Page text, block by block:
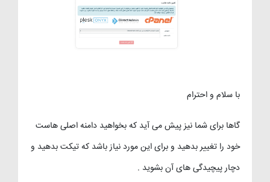
با سلام و احترام
گاها برای شما نیز پیش می آید که بخواهید دامنه اصلی هاست
خود را تغییر بدهید و برای این مورد نیاز باشد که تیکت بدهید و
دچار پیچیدگی های آن بشوید .